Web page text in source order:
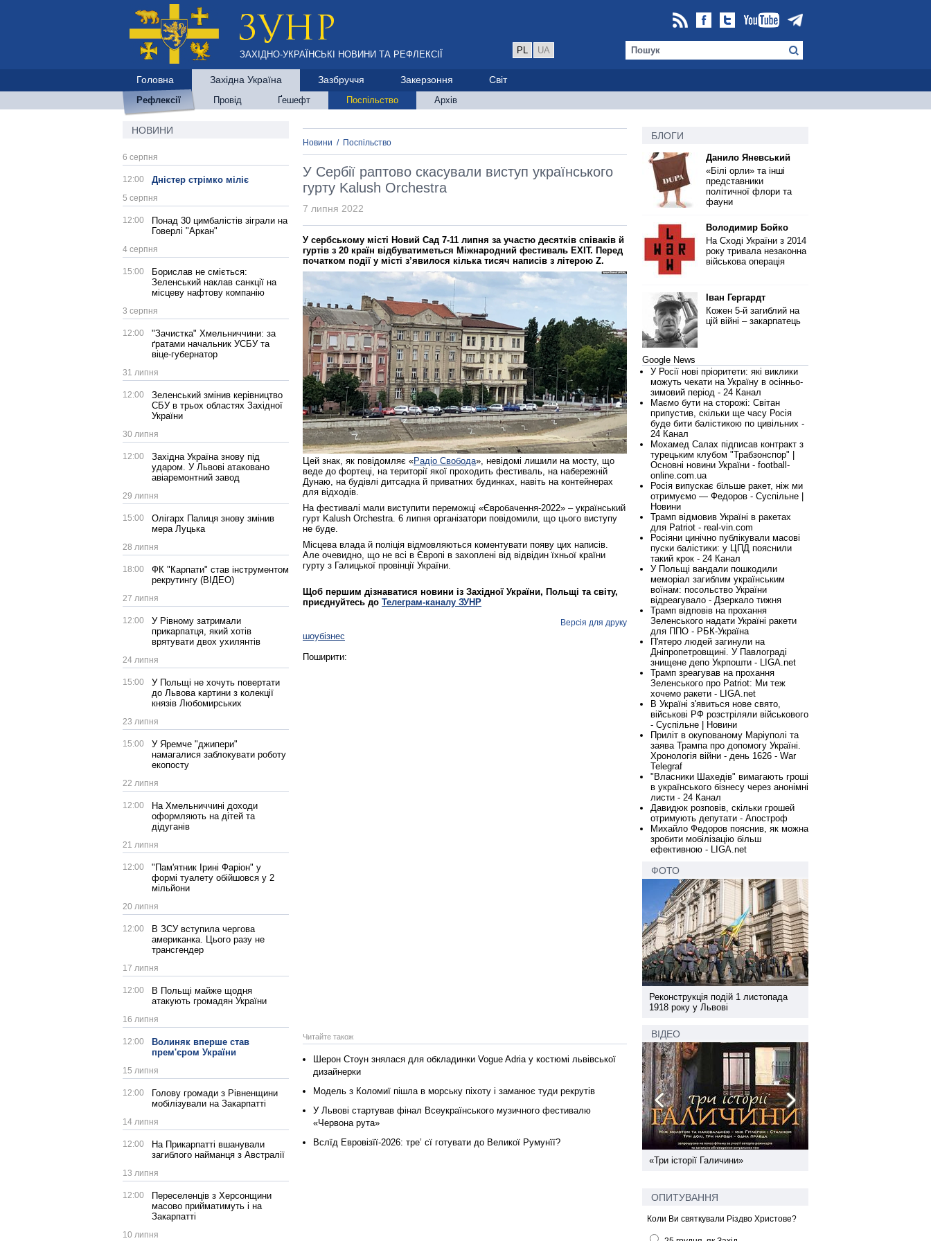
ЗАХІДНО-УКРАЇНСЬКІ НОВИНИ ТА РЕФЛЕКСІЇ PL UA
Головна Західна Україна Зазбруччя Закерзоння Світ
Рефлексії Провід Ґешефт Поспільство Архів
НОВИНИ
6 серпня
12:00 Дністер стрімко міліє
5 серпня
12:00
Понад 30 цимбалістів зіграли на
Говерлі "Аркан"
4 серпня
15:00
Борислав не сміється:
Зеленський наклав санкції на
місцеву нафтову компанію
3 серпня
12:00
"Зачистка" Хмельниччини: за
ґратами начальник УСБУ та
віце-губернатор
31 липня
12:00
Зеленський змінив керівництво
СБУ в трьох областях Західної
України
30 липня
12:00
Західна Україна знову під
ударом. У Львові атаковано
авіаремонтний завод
29 липня
15:00
Олігарх Палиця знову змінив
мера Луцька
28 липня
18:00
ФК "Карпати" став інструментом
рекрутингу (ВІДЕО)
27 липня
12:00
У Рівному затримали
прикарпатця, який хотів
врятувати двох ухилянтів
24 липня
15:00
У Польщі не хочуть повертати
до Львова картини з колекції
князів Любомирських
23 липня
15:00
У Яремче "джипери"
намагалися заблокувати роботу
екопосту
22 липня
12:00
На Хмельниччині доходи
оформляють на дітей та
дідуганів
21 липня
12:00
"Пам'ятник Ірині Фаріон" у
формі туалету обійшовся у 2
мільйони
20 липня
12:00
В ЗСУ вступила чергова
американка. Цього разу не
трансгендер
17 липня
12:00
В Польщі майже щодня
атакують громадян України
16 липня
12:00
Волиняк вперше став
прем'єром України
15 липня
12:00
Голову громади з Рівненщини
мобілізували на Закарпатті
14 липня
12:00
На Прикарпатті вшанували
загиблого найманця з Австралії
13 липня
12:00
Переселенців з Херсонщини
масово прийматимуть і на
Закарпатті
10 липня
Новини / Поспільство
У Сербії раптово скасували виступ українського
гурту Kalush Orchestra
7 липня 2022
У сербському місті Новий Сад 7-11 липня за участю десятків співаків й
гуртів з 20 країн відбуватиметься Міжнародний фестиваль ЕХІТ. Перед
початком події у місті з’явилося кілька тисяч написів з літерою Z.
Цей знак, як повідомляє «Радіо Свобода», невідомі лишили на мосту, що
веде до фортеці, на території якої проходить фестиваль, на набережній
Дунаю, на будівлі дитсадка й приватних будинках, навіть на контейнерах
для відходів.
На фестивалі мали виступити переможці «Євробачення-2022» – український
гурт Kalush Orchestra. 6 липня організатори повідомили, що цього виступу
не буде.
Місцева влада й поліція відмовляються коментувати появу цих написів.
Але очевидно, що не всі в Європі в захоплені від відвідин їхньої країни
гурту з Галицької провінції України.
Щоб першим дізнаватися новини із Західної України, Польщі та світу,
приєднуйтесь до Телеграм-каналу ЗУНР
Версія для друку
шоубізнес
Поширити:
Читайте також
Шерон Стоун знялася для обкладинки Vogue Adria у костюмі львівської
дизайнерки
Модель з Коломиї пішла в морську піхоту і заманює туди рекрутів
У Львові стартував фінал Всеукраїнського музичного фестивалю
«Червона рута»
Вслїд Евровізїї-2026: тре’ сї готувати до Великої Румунїї?
БЛОГИ
Данило Яневський
«Білі орли» та інші
представники
політичної флори та
фауни
Володимир Бойко
На Сході України з 2014
року тривала незаконна
військова операція
Іван Гергардт
Кожен 5-й загиблий на
цій війні – закарпатець
Google News
У Росії нові пріоритети: які виклики
можуть чекати на Україну в осінньо-
зимовий період - 24 Канал
Маємо бути на сторожі: Світан
припустив, скільки ще часу Росія
буде бити балістикою по цивільних -
24 Канал
Мохамед Салах підписав контракт з
турецьким клубом "Трабзонспор" |
Основні новини України - football-
online.com.ua
Росія випускає більше ракет, ніж ми
отримуємо — Федоров - Суспільне |
Новини
Трамп відмовив Україні в ракетах
для Patriot - real-vin.com
Росіяни цинічно публікували масові
пуски балістики: у ЦПД пояснили
такий крок - 24 Канал
У Польщі вандали пошкодили
меморіал загиблим українським
воїнам: посольство України
відреагувало - Дзеркало тижня
Трамп відповів на прохання
Зеленського надати Україні ракети
для ППО - РБК-Україна
П'ятеро людей загинули на
Дніпропетровщині. У Павлограді
знищене депо Укрпошти - LIGA.net
Трамп зреагував на прохання
Зеленського про Patriot: Ми теж
хочемо ракети - LIGA.net
В Україні з'явиться нове свято,
військові РФ розстріляли військового
- Суспільне | Новини
Приліт в окупованому Маріуполі та
заява Трампа про допомогу Україні.
Хронологія війни - день 1626 - War
Telegraf
"Власники Шахедів" вимагають гроші
в українського бізнесу через анонімні
листи - 24 Канал
Давидюк розповів, скільки грошей
отримують депутати - Апостроф
Михайло Федоров пояснив, як можна
зробити мобілізацію більш
ефективною - LIGA.net
ФОТО
Реконструкція подій 1 листопада
1918 року у Львові
ВІДЕО
«Три історії Галичини»
ОПИТУВАННЯ
Коли Ви святкували Різдво Христове?